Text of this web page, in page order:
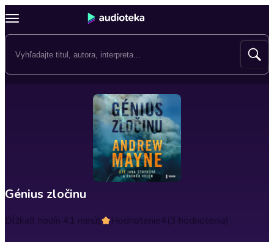
Génius zločinu
Dĺžka9 hodín 41 minút Hodnotenie4(3 hodnotenia)